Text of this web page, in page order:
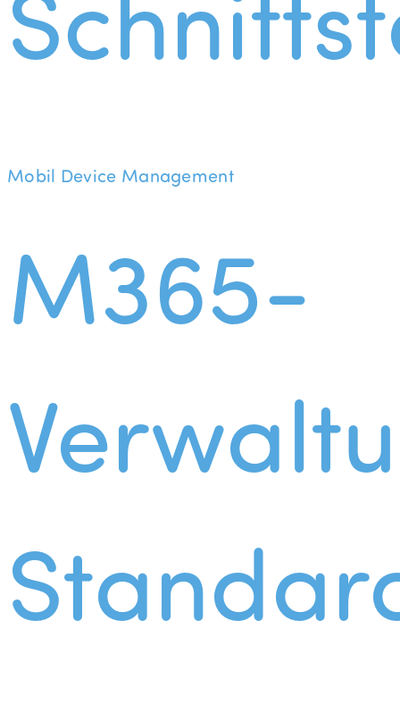
Mobil Device Management
M365-